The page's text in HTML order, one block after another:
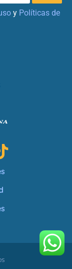
y Políticas de